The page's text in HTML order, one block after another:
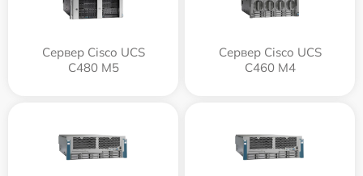
Сервер Cisco UCS
C480 M5
Сервер Cisco UCS
C460 M4